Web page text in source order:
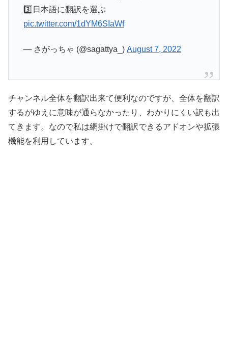
3️⃣日本語に翻訳を選ぶ
pic.twitter.com/1dYM6SIaWf
— さがっちゃ (@sagattya_) August 7, 2022
チャンネル全体を翻訳出来て便利なのですが、全体を翻訳
するがゆえに意味が通らなかったり、わかりにくい訳も出
てきます。なので私は網掛けで翻訳できるアドオンや拡張
機能を利用しています。